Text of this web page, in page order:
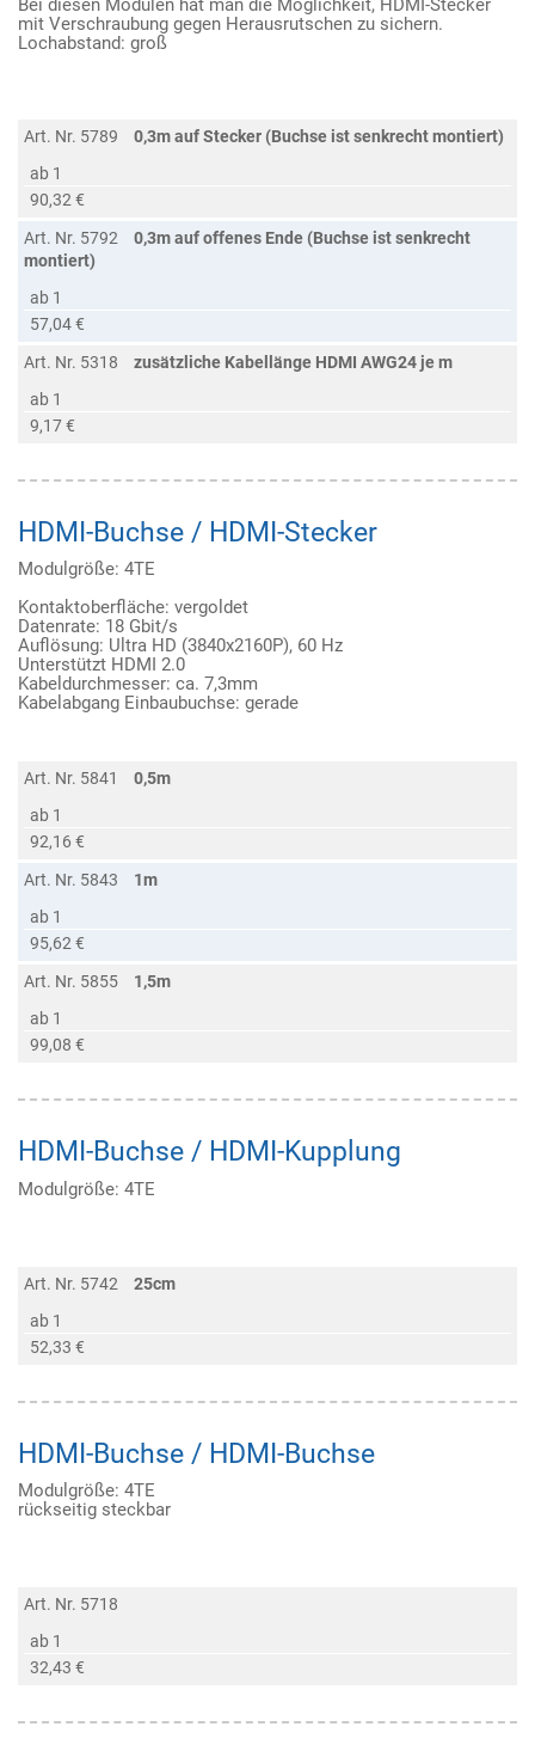
mit Verschraubung gegen Herausrutschen zu sichern.
Lochabstand: groß
Art. Nr. 5789
0,3m auf Stecker (Buchse ist senkrecht montiert)
ab 1
90,32 €
Art. Nr. 5792
0,3m auf offenes Ende (Buchse ist senkrecht
montiert)
ab 1
57,04 €
Art. Nr. 5318
zusätzliche Kabellänge HDMI AWG24 je m
ab 1
9,17 €
HDMI-Buchse / HDMI-Stecker
Modulgröße: 4TE
Kontaktoberfläche: vergoldet
Datenrate: 18 Gbit/s
Auflösung: Ultra HD (3840x2160P), 60 Hz
Unterstützt HDMI 2.0
Kabeldurchmesser: ca. 7,3mm
Kabelabgang Einbaubuchse: gerade
Art. Nr. 5841
0,5m
ab 1
92,16 €
Art. Nr. 5843
1m
ab 1
95,62 €
Art. Nr. 5855
1,5m
ab 1
99,08 €
HDMI-Buchse / HDMI-Kupplung
Modulgröße: 4TE
Art. Nr. 5742
25cm
ab 1
52,33 €
HDMI-Buchse / HDMI-Buchse
Modulgröße: 4TE
rückseitig steckbar
Art. Nr. 5718
ab 1
32,43 €